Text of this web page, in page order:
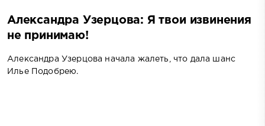
Александра Узерцова: Я твои извинения
не принимаю!
Александра Узерцова начала жалеть, что дала шанс
Илье Подобрею.